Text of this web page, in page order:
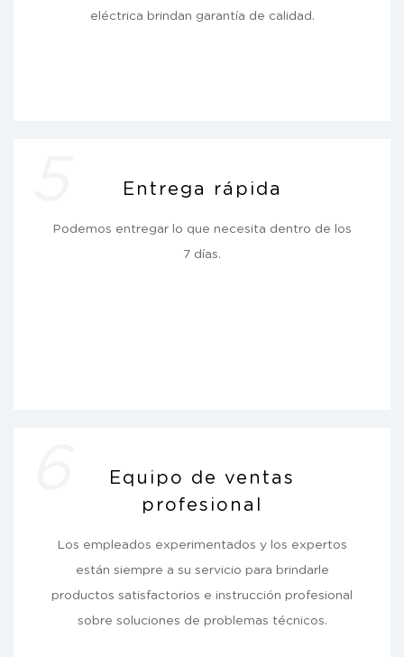
eléctrica brindan garantía de calidad.
Entrega rápida
Podemos entregar lo que necesita dentro de los
7 días.
Equipo de ventas
profesional
Los empleados experimentados y los expertos
están siempre a su servicio para brindarle
productos satisfactorios e instrucción profesional
sobre soluciones de problemas técnicos.